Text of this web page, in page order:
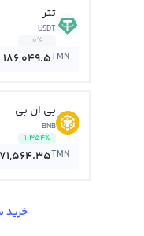
تتر
USDT
0%
186,049.5TMN
بی ان بی
BNB
1.354%
TMN
خرید